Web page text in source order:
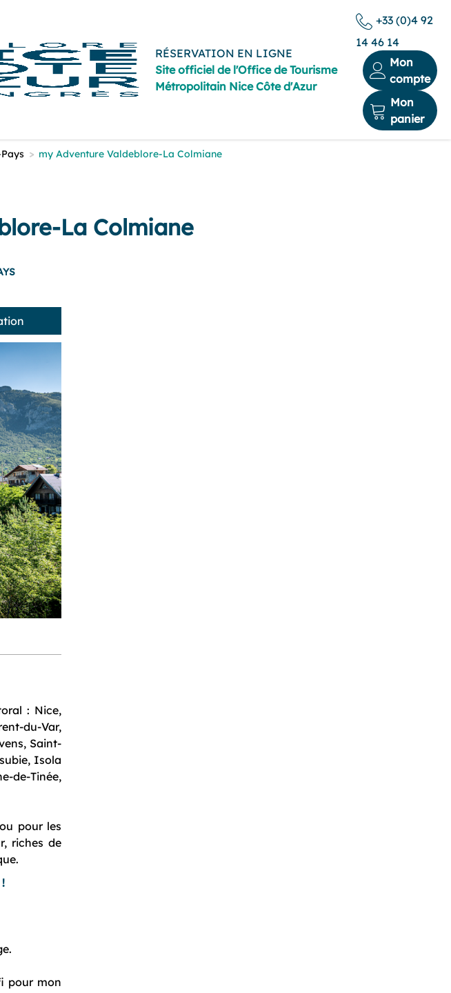
RÉSERVATION EN LIGNE
Site officiel de l'Office de Tourisme
Métropolitain Nice Côte d'Azur
+33 (0)4 92
14 46 14
Mon
compte
Mon
panier
> my Adventure Valdeblore-La Colmiane
La Colmiane
: Nice,
du-Var,
Saint-
Isola
de-Tinée,
pour les
riches de
pour mon